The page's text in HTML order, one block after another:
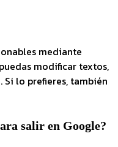
mediante
modificar textos,
lo prefieres, también
salir en Google?